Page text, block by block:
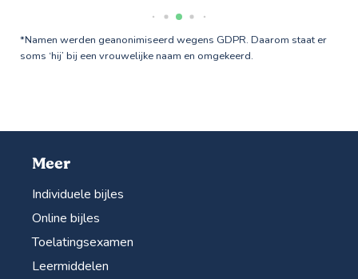
*Namen werden geanonimiseerd wegens GDPR. Daarom staat er
soms ‘hij’ bij een vrouwelijke naam en omgekeerd.
Meer
Individuele bijles
Online bijles
Toelatingsexamen
Leermiddelen